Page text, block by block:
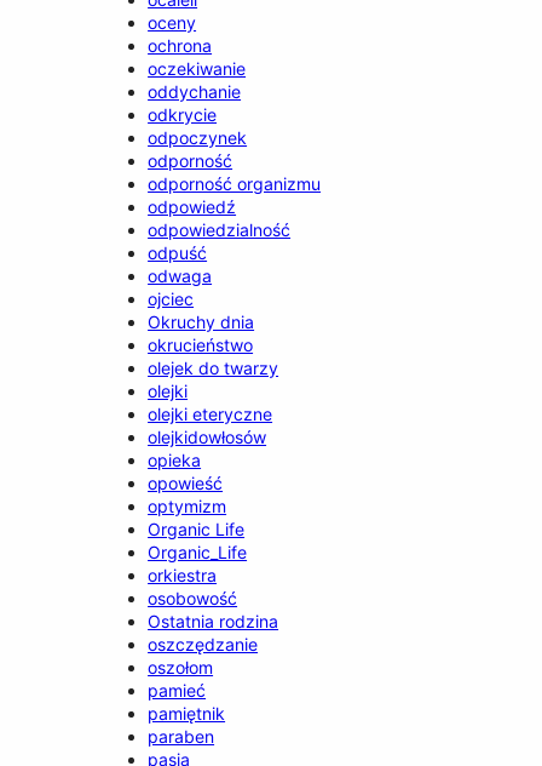
oceny
ochrona
oczekiwanie
oddychanie
odkrycie
odpoczynek
odporność
odporność organizmu
odpowiedź
odpowiedzialność
odpuść
odwaga
ojciec
Okruchy dnia
okrucieństwo
olejek do twarzy
olejki
olejki eteryczne
olejkidowłosów
opieka
opowieść
optymizm
Organic Life
Organic_Life
orkiestra
osobowość
Ostatnia rodzina
oszczędzanie
oszołom
pamieć
pamiętnik
paraben
pasja